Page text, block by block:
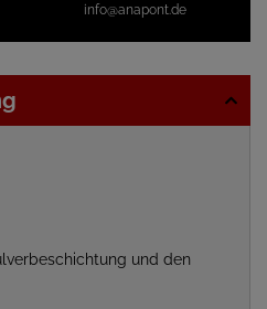
info@anapont.de
und den